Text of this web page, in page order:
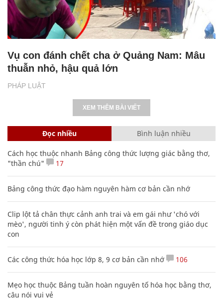
PHÁP LUẬT
Vụ con đánh chết cha ở Quảng Nam: Mâu
thuẫn nhỏ, hậu quả lớn
XEM THÊM BÀI VIẾT
Đọc nhiều Bình luận nhiều
Cách học thuộc nhanh Bảng công thức lượng giác bằng thơ,
"thần chú"
17
Bảng công thức đạo hàm nguyên hàm cơ bản cần nhớ
Clip lột tả chân thực cảnh anh trai và em gái như 'chó với
mèo', người tinh ý còn phát hiện một vấn đề trong giáo dục
con
Các công thức hóa học lớp 8, 9 cơ bản cần nhớ 106
Mẹo học thuộc Bảng tuần hoàn nguyên tố hóa học bằng thơ,
câu nói vui vẻ